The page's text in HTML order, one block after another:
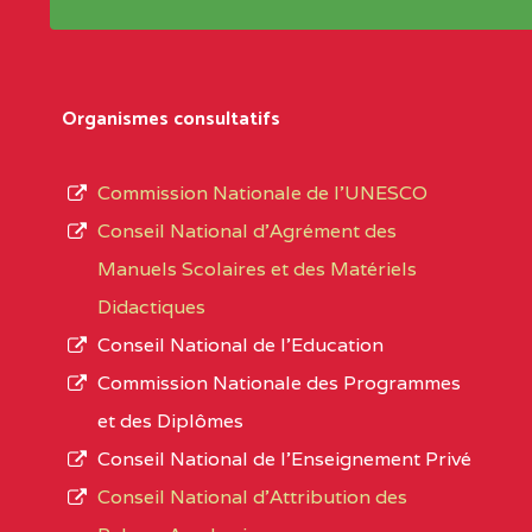
Noms
Localité
Région Noms
ADAMAOUA
INSTITUT POLYVALENT
PINTADES BP :
L’offre d’éducation del’Enseignement
d’immatriculation du mois de septembre
suit :
1950 établissements publics
895 CES dont 86 Bilingues
1055 Lycées dont 351 Bilingues
72 établissements avec section bilingue
Organismes consultatifs
Commission Nationale de l’UNESCO
Conseil National d’Agrément des
Manuels Scolaires et des Matériels
Didactiques
Conseil National de l’Education
Commission Nationale des Programmes
et des Diplômes
Conseil National de l’Enseignement Privé
Conseil National d'Attribution des